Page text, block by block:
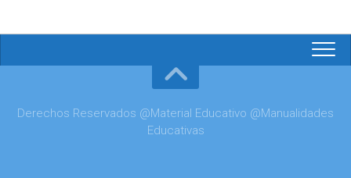
Derechos Reservados @Material Educativo @Manualidades
Educativas